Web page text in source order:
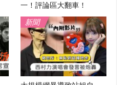
一！評論區大翻車！
新聞